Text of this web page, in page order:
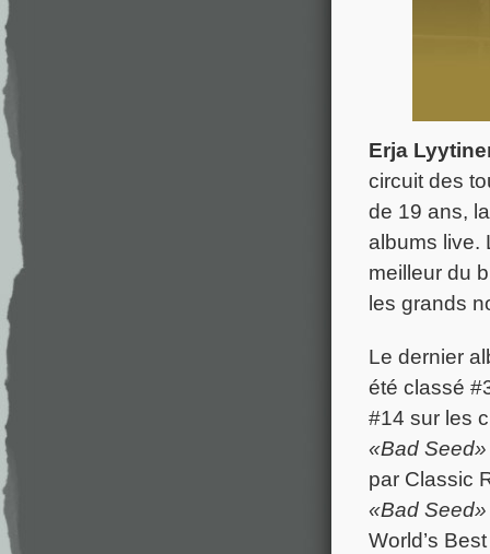
Erja
circuit des
de 19 ans,
albums live.
meilleur du
les grands
Le dernier
été classé
#14 sur les
«Bad Seed»
par Classic
«Bad Seed»
World’s